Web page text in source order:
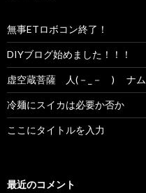
無事ETロボコン終了！
DIYブログ始めました！！！
虚空蔵菩薩 人(－_－ ) ナム
冷麺にスイカは必要か否か
ここにタイトルを入力
最近のコメント